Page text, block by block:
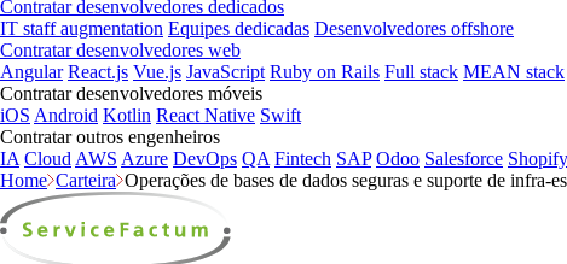
Contratar desenvolvedores dedicados
IT staff augmentation Equipes dedicadas Desenvolvedores offshore
Contratar desenvolvedores web
Angular React.js Vue.js JavaScript Ruby on Rails Full stack MEAN stack
Contratar desenvolvedores móveis
iOS Android Kotlin React Native Swift
Contratar outros engenheiros
IA Cloud AWS Azure DevOps QA Fintech SAP Odoo Salesforce Shopify
Home Carteira Operações de bases de dados seguras e suporte de infra-